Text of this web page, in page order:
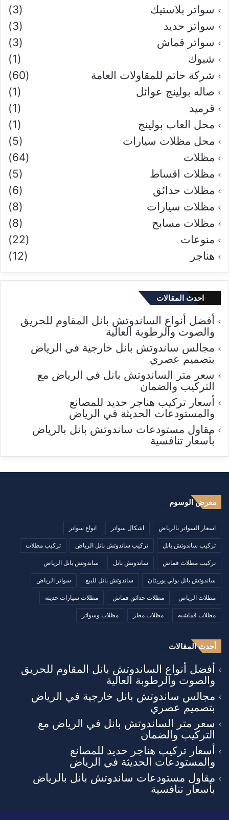
سواتر بلاستيك
(3)
سواتر حديد
(3)
سواتر قماش
(3)
شبوك
(1)
شركة حاتم للمقاولات العامة
(60)
صاله بولينج عوائل
(1)
قرميد
(1)
محل العاب بولينج
(1)
محل مظلات سيارات
(5)
مظلات
(64)
مظلات اقساط
(5)
مظلات حدائق
(6)
مظلات سيارات
(8)
مظلات مسابح
(8)
منوعات
(22)
هناجر
(12)
احدث المقالات
أفضل أنواع الساندوتش بانل المقاوم للحريق
والصوت والرطوبة العالية
مجالس ساندوتش بانل خارجية في الرياض
بتصميم عصري
سعر متر الساندوتش بانل في الرياض مع
التركيب والضمان
أسعار تركيب هناجر حديد للمصانع
والمستودعات الحديثة في الرياض
مقاول مستودعات ساندوتش بانل بالرياض
بأسعار تنافسية
معرض الوسوم
اسعار السواتر بالرياض اشكال سواتر انواع سواتر
تركيب ساندوتش بانل تركيب ساندوتش بانل الرياض تركيب مظلات
تركيب مظلات قماش ساندوتش بانل ساندوتش بانل الرياض
ساندوتش بانل بولي يوريثان ساندوتش بانل للبيع سواتر الرياض
مظلات الرياض مظلات حدائق قماش مظلات سيارات حديثة
مظلات قماشيه مظلات مطر مظلات وسواتر
أحدث المقالات
أفضل أنواع الساندوتش بانل المقاوم للحريق
والصوت والرطوبة العالية
مجالس ساندوتش بانل خارجية في الرياض
بتصميم عصري
سعر متر الساندوتش بانل في الرياض مع
التركيب والضمان
أسعار تركيب هناجر حديد للمصانع
والمستودعات الحديثة في الرياض
مقاول مستودعات ساندوتش بانل بالرياض
بأسعار تنافسية